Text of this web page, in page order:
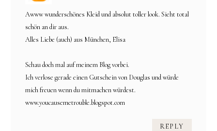
Awww wunderschönes Kleid und absolut toller look. Sieht total
schön an dir aus.
Alles Liebe (auch) aus München, Elisa
Schau doch mal auf meinem Blog vorbei.
Ich verlose gerade einen Gutschein von Douglas und würde
mich freuen wenn du mitmachen würdest.
www.youcausemetrouble.blogspot.com
REPLY